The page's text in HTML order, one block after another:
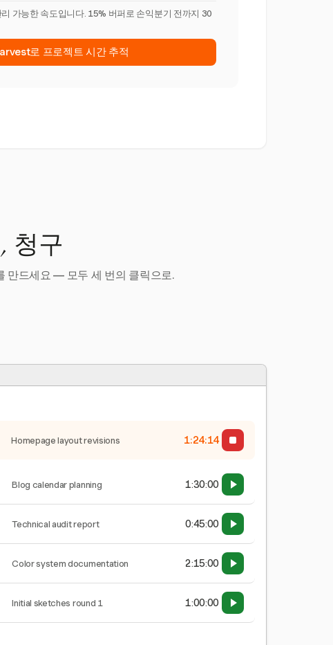
가능한 속도입니다. 15% 버퍼로 손익분기 전까지 30
로 프로젝트 시간 추적
청구
만드세요 — 모두 세 번의 클릭으로.
Homepage layout revisions 1:24:14
Blog calendar planning 1:30:00
Technical audit report 0:45:00
Color system documentation 2:15:00
Initial sketches round 1 1:00:00